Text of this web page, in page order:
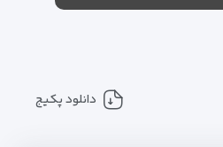
دانلود پکیج